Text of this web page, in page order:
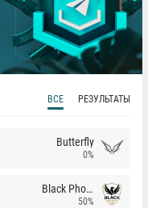
ВСЕ РЕЗУЛЬТАТЫ
Butterfly
0%
Black Phoenix
50%